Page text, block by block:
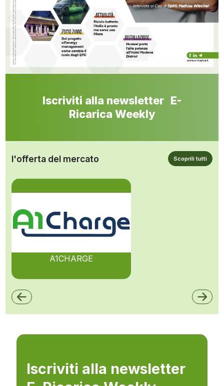
Iscriviti alla newsletter E-
Ricarica Weekly
l'offerta del mercato Scoprili tutti
A1CHARGE
Iscriviti alla newsletter